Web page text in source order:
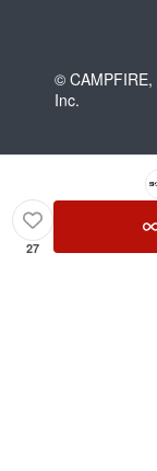
cts/tenuis-
がとうござ
SOLAHANPU
© CAMPFIRE,
Inc.
27